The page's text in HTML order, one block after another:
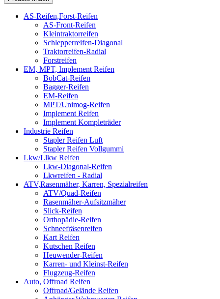
AS-Reifen,Forst-Reifen
AS-Front-Reifen
Kleintraktorreifen
Schlepperreifen-Diagonal
Traktorreifen-Radial
Forstreifen
EM, MPT, Implement Reifen
BobCat-Reifen
Bagger-Reifen
EM-Reifen
MPT/Unimog-Reifen
Implement Reifen
Implement Kompleträder
Industrie Reifen
Stapler Reifen Luft
Stapler Reifen Vollgummi
Lkw/Llkw Reifen
Lkw-Diagonal-Reifen
Lkwreifen - Radial
ATV,Rasenmäher, Karren, Spezialreifen
ATV/Quad-Reifen
Rasenmäher-Aufsitzmäher
Slick-Reifen
Orthopädie-Reifen
Schneefräsenreifen
Kart Reifen
Kutschen Reifen
Heuwender-Reifen
Karren- und Kleinst-Reifen
Flugzeug-Reifen
Auto, Offroad Reifen
Offroad/Gelände Reifen